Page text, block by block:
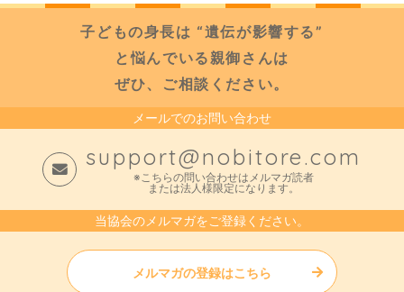
子どもの身長は “遺伝が影響する”
と悩んでいる親御さんは
ぜひ、ご相談ください。
メールでのお問い合わせ
support@nobitore.com
※こちらの問い合わせはメルマガ読者
または法人様限定になります。
当協会のメルマガをご登録ください。
メルマガの登録はこちら